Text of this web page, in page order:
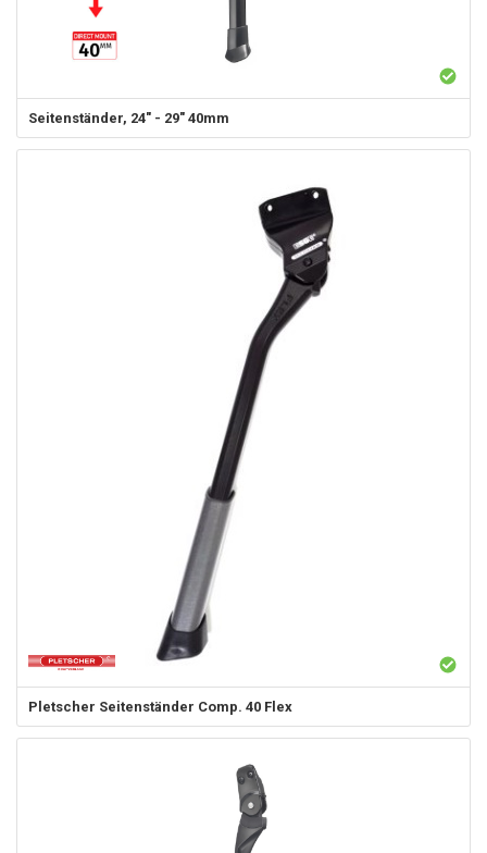
Seitenständer, 24" - 29" 40mm
Pletscher Seitenständer Comp. 40 Flex